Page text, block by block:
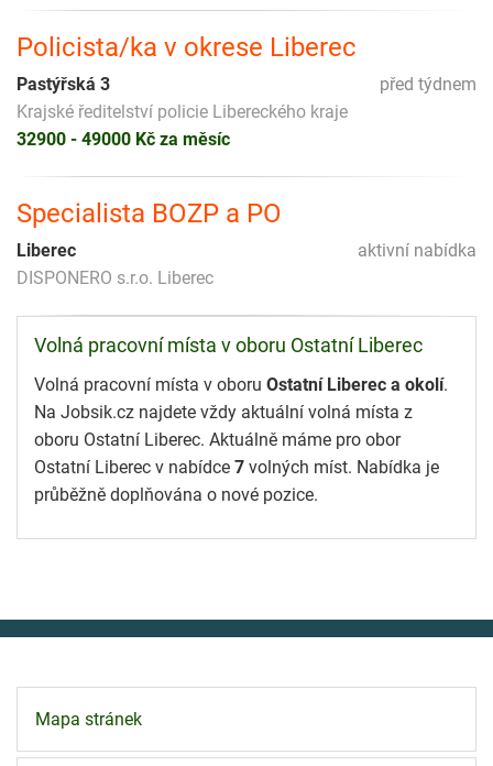
Policista/ka v okrese Liberec
před týdnem
Pastýřská 3
Krajské ředitelství policie Libereckého kraje
32900 - 49000 Kč za měsíc
Specialista BOZP a PO
aktivní nabídka
Liberec
DISPONERO s.r.o. Liberec
Volná pracovní místa v oboru Ostatní Liberec
Volná pracovní místa v oboru Ostatní Liberec a okolí.
Na Jobsik.cz najdete vždy aktuální volná místa z
oboru Ostatní Liberec. Aktuálně máme pro obor
Ostatní Liberec v nabídce 7 volných míst. Nabídka je
průběžně doplňována o nové pozice.
Mapa stránek